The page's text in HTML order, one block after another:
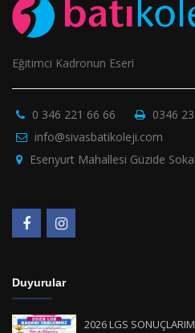
Eğitimci Kadronun Eseri
0 346 221 66 66
0346
info@sivasbatikoleji.com
Esenyurt Mahallesi Güzide
Duyurular
2026 LGS